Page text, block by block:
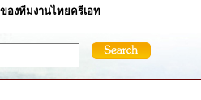
ของทีมงานไทยครีเอท